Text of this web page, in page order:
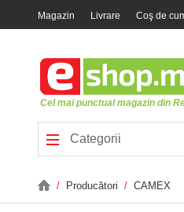
Magazin Livrare Coş de
Cel mai punctual magazin din
Categorii
/ Producători / CAMEX